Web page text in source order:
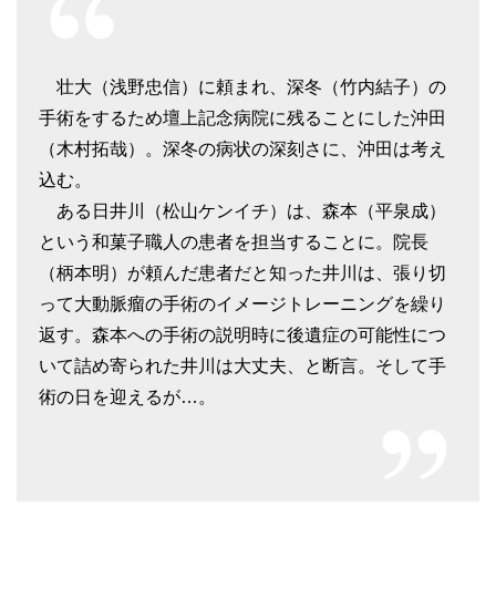
壮大（浅野忠信）に頼まれ、深冬（竹内結子）の
手術をするため壇上記念病院に残ることにした沖田
（木村拓哉）。深冬の病状の深刻さに、沖田は考え
込む。
ある日井川（松山ケンイチ）は、森本（平泉成）
という和菓子職人の患者を担当することに。院長
（柄本明）が頼んだ患者だと知った井川は、張り切
って大動脈瘤の手術のイメージトレーニングを繰り
返す。森本への手術の説明時に後遺症の可能性につ
いて詰め寄られた井川は大丈夫、と断言。そして手
術の日を迎えるが…。